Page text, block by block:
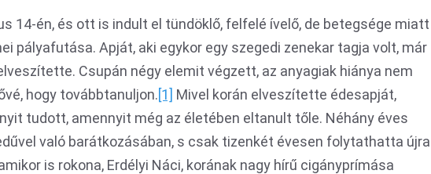
14-én, és ott is indult el tündöklő, felfelé ívelő, de betegsége miatt
pályafutása. Apját, aki egykor egy szegedi zenekar tagja volt, már
Csupán négy elemit végzett, az anyagiak hiánya nem
hogy továbbtanuljon.[1] Mivel korán elveszítette édesapját,
tudott, amennyit még az életében eltanult tőle. Néhány éves
való barátkozásában, s csak tizenkét évesen folytathatta újra
is rokona, Erdélyi Náci, korának nagy hírű cigányprímása